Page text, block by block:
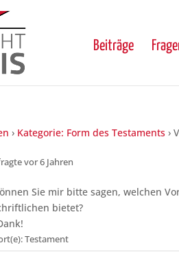
Beiträge
› Kategorie: Form des Testaments ›
vor 6 Jahren
Sie mir bitte sagen, welchen
bietet?
Testament